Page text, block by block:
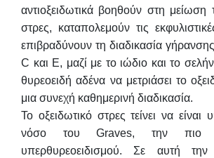
αντιοξειδωτικά βοηθούν στη μείωση
στρες, καταπολεμούν τις
επιβραδύνουν τη διαδικασία
C και Ε, μαζί με το ιώδιο και το
θυρεοειδή αδένα να μετριάσει το
μια συνεχή καθημερινή διαδικασία.
Το οξειδωτικό στρες τείνει να είναι
νόσο του Graves, την πιο
υπερθυρεοειδισμού. Σε αυτή